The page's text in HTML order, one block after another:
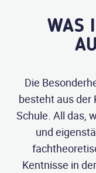
WAS
Die
besteht aus der
Schule. All das,
und
Kentnisse in